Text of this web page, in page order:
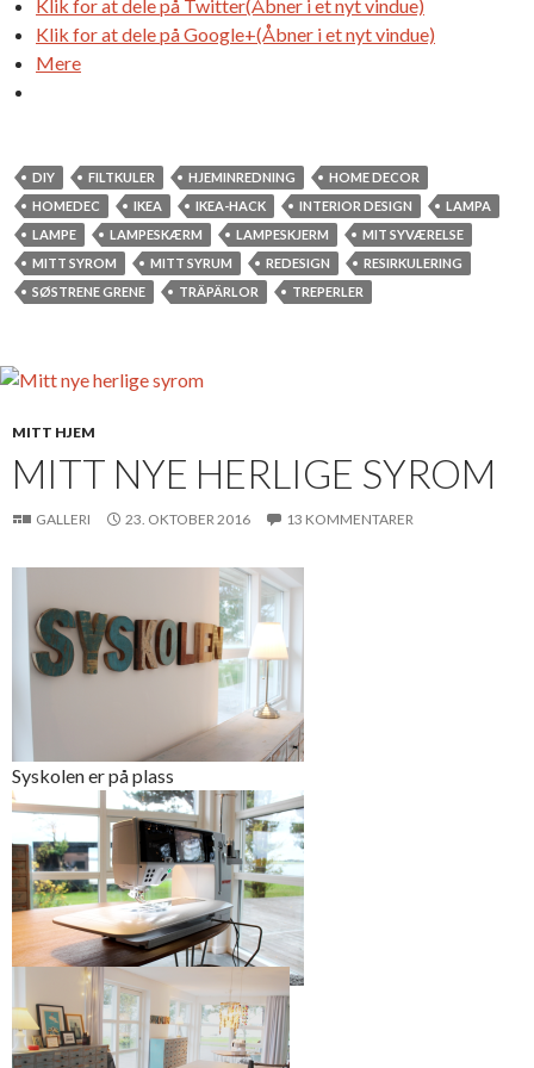
Klik for at dele på Twitter(Åbner i et nyt vindue)
Klik for at dele på Google+(Åbner i et nyt vindue)
Mere
DIY FILTKULER HJEMINREDNING
HOME DECOR
HOMEDEC
IKEA IKEA-HACK INTERIOR DESIGN
LAMPA
LAMPE
LAMPESKÆRM LAMPESKJERM
MIT SYVÆRELSE
MITT SYROM
MITT SYRUM REDESIGN
RESIRKULERING
SØSTRENE GRENE
TRÄPÄRLOR TREPERLER
MITT HJEM
MITT NYE HERLIGE SYROM
GALLERI 23. OKTOBER 2016 13 KOMMENTARER
Syskolen er på plass
Deilig utsikt gir inspirasjon